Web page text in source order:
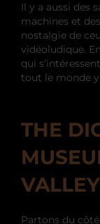
Il y a aussi des
machines et
nostalgie de
vidéoludique.
qui
tout le monde
THE
Partons du